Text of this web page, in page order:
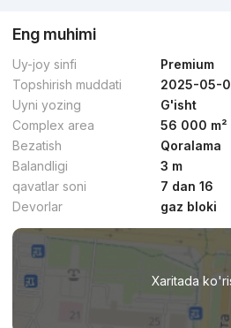
Eng muhimi
Uy-joy sinfi
Premium
Topshirish muddati
2025-05-
Uyni yozing
G'isht
Complex area
56 000 m²
Bezatish
Qoralama
Balandligi
3 m
qavatlar soni
7 dan 16
Devorlar
gaz bloki
Xaritada